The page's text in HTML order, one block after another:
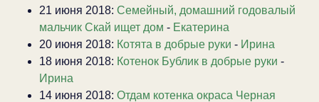
21 июня 2018: Семейный, домашний годовалый
мальчик Скай ищет дом - Екатерина
20 июня 2018: Котята в добрые руки - Ирина
18 июня 2018: Котенок Бублик в добрые руки -
Ирина
14 июня 2018: Отдам котенка окраса Черная